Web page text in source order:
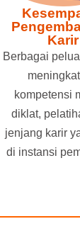
Karir
Berbagai
kompetensi
diklat,
jenjang karir
di instansi